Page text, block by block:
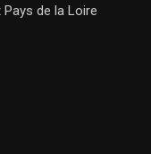
de la Loire